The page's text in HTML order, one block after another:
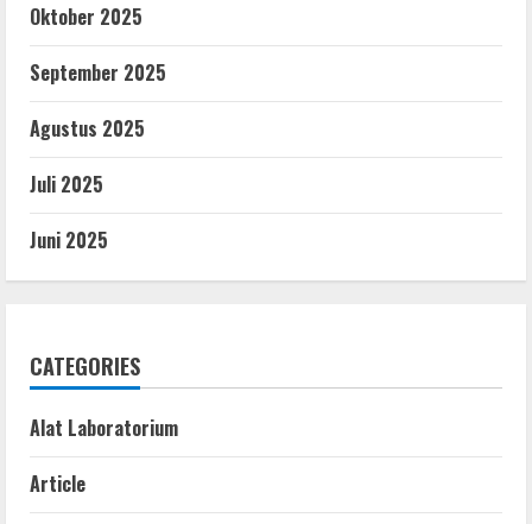
Oktober 2025
September 2025
Agustus 2025
Juli 2025
Juni 2025
CATEGORIES
Alat Laboratorium
Article